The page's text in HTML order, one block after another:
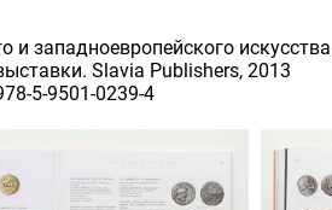
западноевропейского
Slavia Publishers, 2013
5-9501-0239-4